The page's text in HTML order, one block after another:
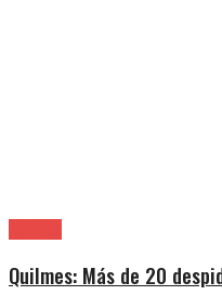
Quilmes: Más de 20